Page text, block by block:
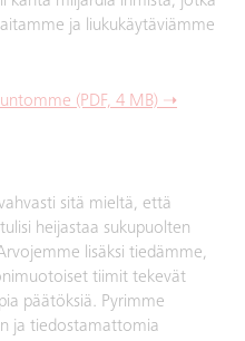
ja liukukäytäviämme
(PDF, 4 MB) ➝
sitä mieltä, että
heijastaa sukupuolten
lisäksi tiedämme,
tiimit tekevät
päätöksiä. Pyrimme
ja tiedostamattomia